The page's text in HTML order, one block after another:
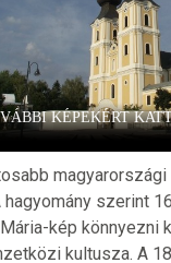
KÉPEKÉRT
magyarországi
hagyomány szerint
kép könnyezni
kultusza. A